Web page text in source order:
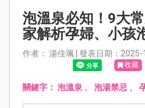
泡溫泉必知！9大
家解析孕婦、小孩
作者： 湯佳珮 | 發表日期：2025-
收藏
關鍵字： 泡溫泉 、 泡湯禁忌 、